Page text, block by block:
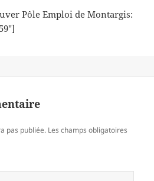
Pôle Emploi de Montargis:
pas publiée. Les champs obligatoires